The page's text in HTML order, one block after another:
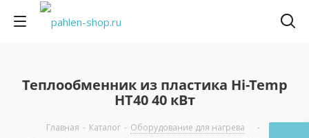
Теплообменник из пластика Hi-Temp
HT40 40 кВт
Главная - Каталог - Оборудование для нагрева
-